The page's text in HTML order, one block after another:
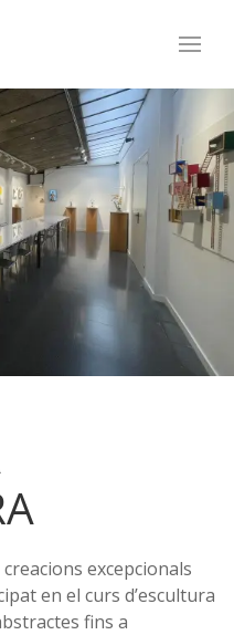
excepcionals
en el curs d’escultura
fins a